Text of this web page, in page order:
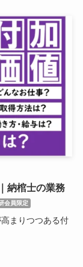
納棺士の業務
会員限定
まりつつある付